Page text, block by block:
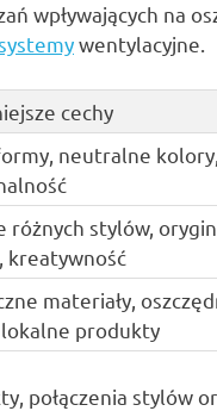
wpływających na
wentylacyjne.
cechy
neutralne kolory,
różnych stylów,
kreatywność
materiały,
produkty
połączenia stylów